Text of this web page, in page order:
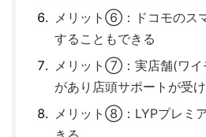
メリット⑥：ドコモのス
することもできる
メリット⑦：実店舗(ワイ
があり店頭サポートが受
メリット⑧：LYPプレミ